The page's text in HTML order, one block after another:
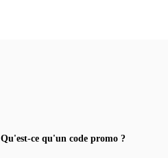
Qu'est-ce qu'un code promo ?